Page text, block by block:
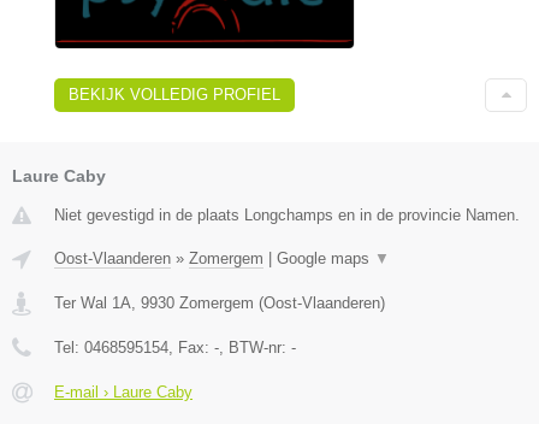
BEKIJK VOLLEDIG PROFIEL
Laure Caby
Niet gevestigd in de plaats Longchamps en in de provincie Namen.
Oost-Vlaanderen » Zomergem Google maps ▼
Ter Wal 1A, 9930 Zomergem (Oost-Vlaanderen)
Tel: 0468595154, Fax: -, BTW-nr: -
E-mail › Laure Caby